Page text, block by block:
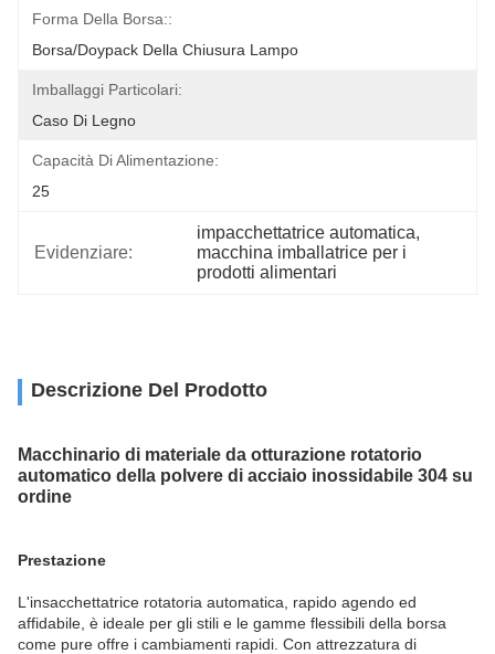
Forma Della Borsa::
Borsa/doypack Della Chiusura Lampo
Imballaggi Particolari:
Caso Di Legno
Capacità Di Alimentazione:
25
Evidenziare:
impacchettatrice automatica,
macchina imballatrice per i
prodotti alimentari
Descrizione Del Prodotto
Macchinario di materiale da otturazione rotatorio
automatico della polvere di acciaio inossidabile 304 su
ordine
Prestazione
L'insacchettatrice rotatoria automatica, rapido agendo ed
affidabile, è ideale per gli stili e le gamme flessibili della borsa
come pure offre i cambiamenti rapidi. Con attrezzatura di